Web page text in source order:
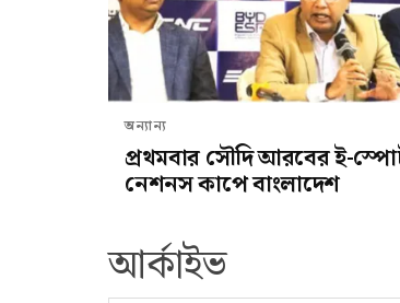
অন্যান্য
প্রথমবার সৌদি আরবের ই-
নেশনস কাপে বাংলাদেশ
আর্কাইভ